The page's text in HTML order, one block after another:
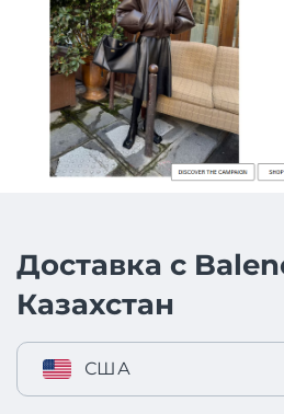
Доставка с
Казахстан
США